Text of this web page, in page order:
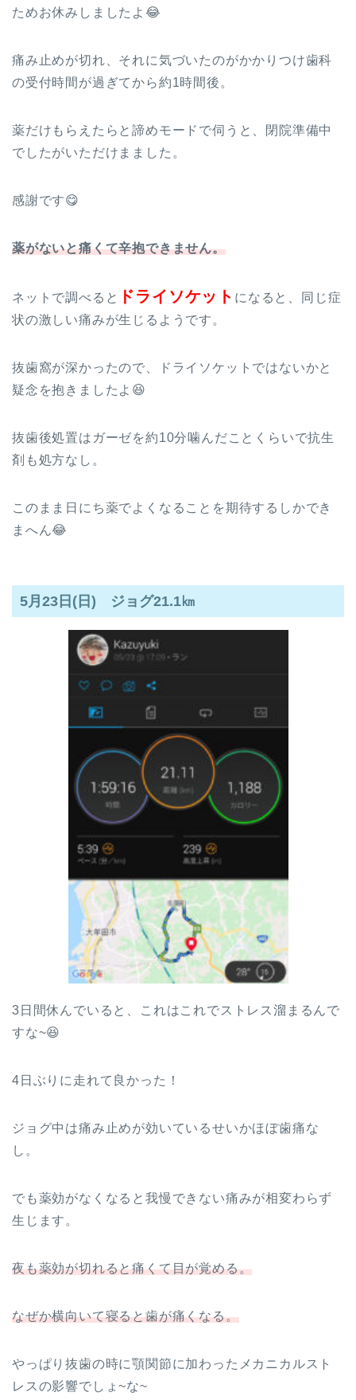
ためお休みしましたよ😂
痛み止めが切れ、それに気づいたのがかかりつけ歯科
の受付時間が過ぎてから約1時間後。
薬だけもらえたらと諦めモードで伺うと、閉院準備中
でしたがいただけまました。
感謝です😋
薬がないと痛くて辛抱できません。
ネットで調べると ドライソケット になると、同じ症
状の激しい痛みが生じるようです。
抜歯窩が深かったので、ドライソケットではないかと
疑念を抱きましたよ😆
抜歯後処置はガーゼを約10分噛んだことくらいで抗生
剤も処方なし。
このまま日にち薬でよくなることを期待するしかでき
まへん😂
5月23日(日) ジョグ21.1㎞
3日間休んでいると、これはこれでストレス溜まるんで
すな~😆
4日ぶりに走れて良かった！
ジョグ中は痛み止めが効いているせいかほぼ歯痛な
し。
でも薬効がなくなると我慢できない痛みが相変わらず
生じます。
夜も薬効が切れると痛くて目が覚める。
なぜか横向いて寝ると歯が痛くなる。
やっぱり抜歯の時に顎関節に加わったメカニカルスト
レスの影響でしょ~な~